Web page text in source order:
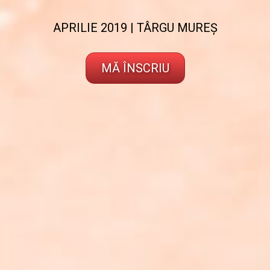
APRILIE 2019 | TÂRGU MUREȘ
MĂ ÎNSCRIU